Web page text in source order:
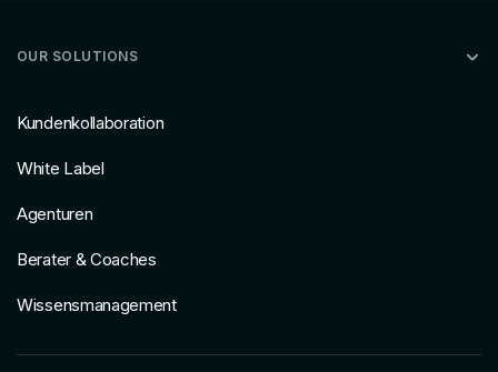
OUR SOLUTIONS
Kundenkollaboration
White Label
Agenturen
Berater & Coaches
Wissensmanagement